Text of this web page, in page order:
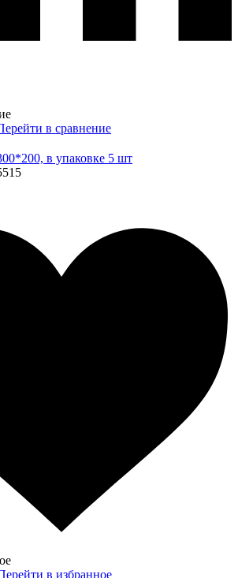
в сравнение
в упаковке 5 шт
в избранное